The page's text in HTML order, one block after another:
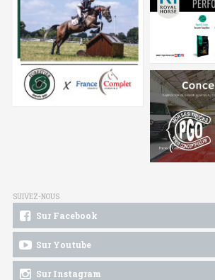
SUIVEZ-NOUS
Sur Facebook
Sur Youtube
Sur Instagram